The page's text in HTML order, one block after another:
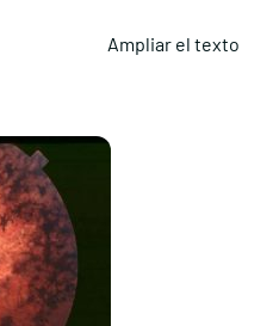
Ampliar el texto